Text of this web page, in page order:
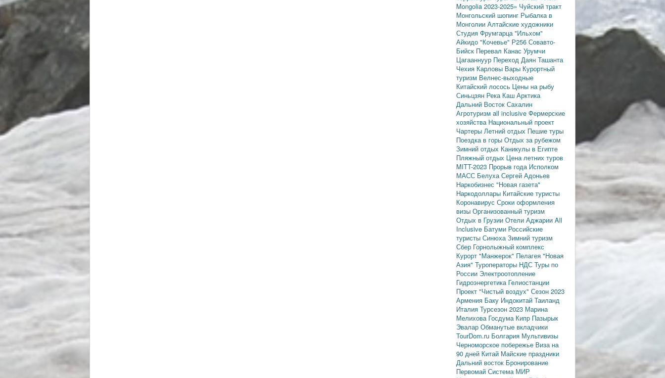
Mongolia 2023-2025» Чуйский тракт
Монгольский шопинг Рыбалка в
Монголии Алтайские художники
Студия Фрумгарца"Ильхом"
Айкидо "Кочевье" Р256 Совавто-
Бийск Перевал Канас Урумчи
Цагааннуур Переход Даян Ташанта
Чехия Карловы Вары Курортный
туризм Велнес-выходные
Китайский лосось Цены на рыбу
Синьцзян Река Каш Арктика
Дальний Восток Сахалин
Агротуризм all inclusive Фермерские
хозяйства Национальный проект
Чартеры Летний отдых Пешие туры
Поездка в горы Отдых за рубежом
Зимний отдых Каникулы в Египте
Пляжный отдых Цена летних туров
MITT-2023 Прорыв года Исполком
МАСС БелухаСергей Адоньев
Наркобизнес "Новая газета"
Наркодоллары Китайские туристы
Коронавирус Сроки оформления
визы Организованный туризм
Отдых в Грузии Отели Аджарии All
Inclusive Батуми Российские
туристы СинюхаЗимний туризм
Сбер Горнолыжный комплекс
Курорт "Манжерок" Пелагея "Новая
Азия" Туроператоры НДС Туры по
России Электроотопление
Гидроэнергетика Гелиостанции
Проект "Чистый воздух" Сезон 2023
Армения Баку Индокитай Таиланд
Италия Турсезон 2023 Марина
Мелихова Госдума Кипр Пазырык
Эвалар Обманутые вкладчики
TourDom.ru Болгария Мультивизы
Черноморское побережье Виза на
90 дней Китай Майские праздники
Дальний восток Бронирование
Первомай Система МИР